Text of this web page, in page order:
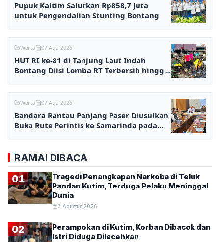
Pupuk Kaltim Salurkan Rp858,7 Juta
untuk Pengendalian Stunting Bontang
Warta 07 Agu 2026
HUT RI ke-81 di Tanjung Laut Indah
Bontang Diisi Lomba RT Terbersih hingga
Warta 07 Agu 2026
Bandara Rantau Panjang Paser Diusulkan
Buka Rute Perintis ke Samarinda pada
RAMAI DIBACA
01
Tragedi Penangkapan Narkoba di Teluk
Pandan Kutim, Terduga Pelaku Meninggal
Dunia
3 Agustus 2026
02
Perampokan di Kutim, Korban Dibacok dan
Istri Diduga Dilecehkan